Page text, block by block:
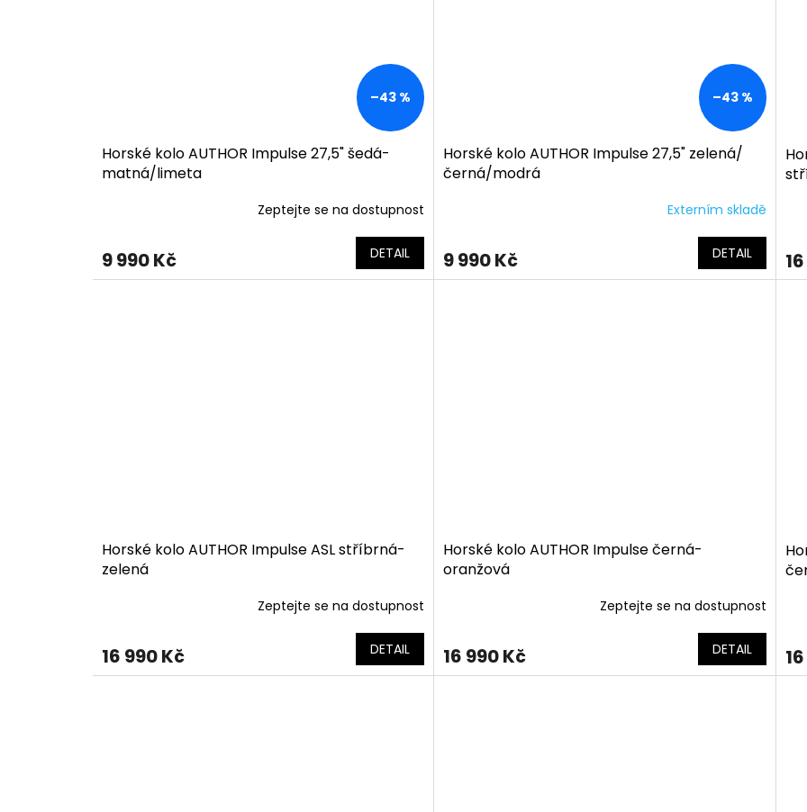
–43 %
Horské kolo AUTHOR Impulse 27,5" šedá-
matná/limeta
Zeptejte se na dostupnost
9 990 Kč DETAIL
–43 %
Horské kolo AUTHOR Impulse 27,5" zelená/
černá/modrá
Externím skladě
9 990 Kč DETAIL
Horské kolo AUTHOR Impulse ASL stříbrná-
zelená
Zeptejte se na dostupnost
16 990 Kč DETAIL
Horské kolo AUTHOR Impulse černá-
oranžová
Zeptejte se na dostupnost
16 990 Kč DETAIL